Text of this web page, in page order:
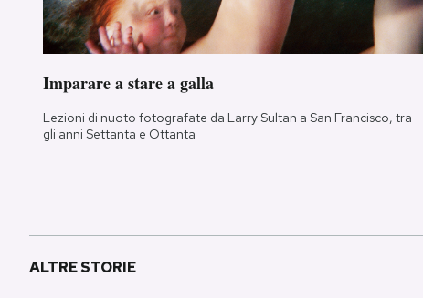
Imparare a stare a galla
Lezioni di nuoto fotografate da Larry Sultan a San Francisco, tra
gli anni Settanta e Ottanta
ALTRE STORIE